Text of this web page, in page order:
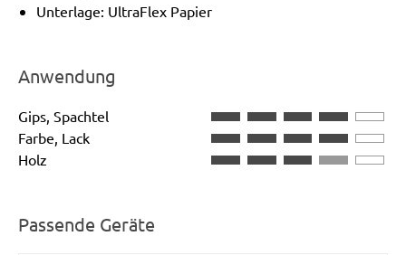
Unterlage: UltraFlex Papier
Anwendung
Gips, Spachtel
Farbe, Lack
Holz
Passende Geräte